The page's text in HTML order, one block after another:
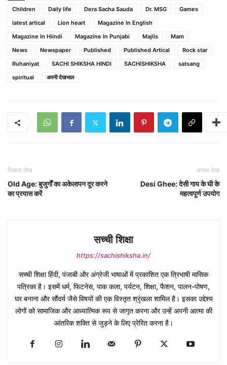
Children
Daily life Dera Sacha Sauda Dr. MSG
Games
latest artical
Lion heart
Magazine In English
Magazine In Hiindi
Magazine In Punjabi Majlis
Mam
News
Newspaper Published Published Artical
Rock star
Ruhaniyat
SACHI SHIKSHA HINDI SACHISHIKSHA
satsang
spiritual
अपनी देखभाल
पिछला लेख
Old Age: बुजुर्गों का अकेलापन दूर करने
का प्रयास करें
अगला लेख
Desi Ghee: देसी गाय के घी के
महत्वपूर्ण उपयोग
सच्ची शिक्षा
https://sachishiksha.in/
सच्ची शिक्षा हिंदी, पंजाबी और अंग्रेजी भाषाओं में प्रकाशित एक त्रिभाषी मासिक
पत्रिका है। इसमें धर्म, फिटनेस, पाक कला, पर्यटन, शिक्षा, फैशन, पालन-पोषण,
घर बनाना और सौंदर्य जैसे विषयों की एक विस्तृत श्रृंखला शामिल है। इसका उद्देश्य
लोगों को सामाजिक और आध्यात्मिक रूप से जागृत करना और उन्हें अपनी आत्मा की
आंतरिक शक्ति से जुड़ने के लिए प्रेरित करना है।